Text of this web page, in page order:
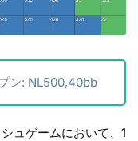
ン: NL500,40bb
ュゲームにおいて、1